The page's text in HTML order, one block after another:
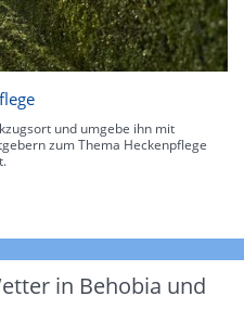
und umgebe ihn mit
zum Thema Heckenpflege
in Behobia und